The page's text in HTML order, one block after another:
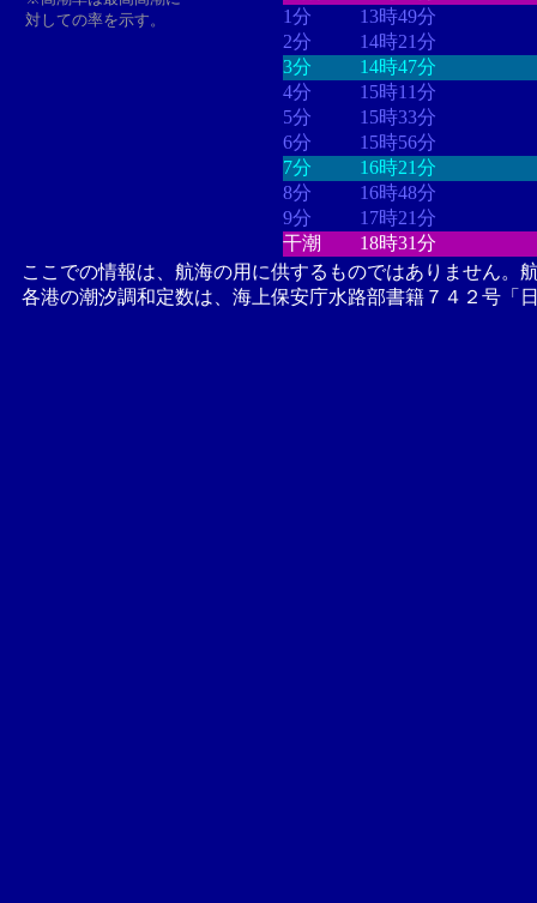
対しての率を示す。
1分
13時49分
2分
14時21分
3分
14時47分
4分
15時11分
5分
15時33分
6分
15時56分
7分
16時21分
8分
16時48分
9分
17時21分
干潮
18時31分
ここでの情報は、航海の用に供するものではありません。
各港の潮汐調和定数は、海上保安庁水路部書籍７４２号「